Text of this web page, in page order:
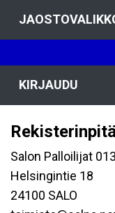
KIRJAUDU
Salon Palloilijat
Helsingintie 18
24100 SALO